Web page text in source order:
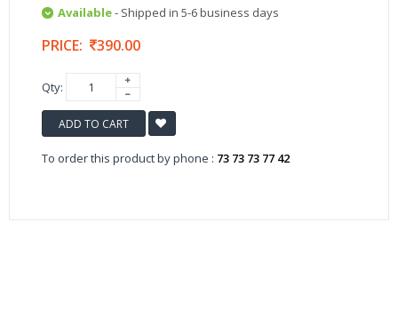
Available- Shipped in 5-6 business days
PRICE: 390.00
Qty:
ADD TO CART
To order this product by phone : 73 73 73 77 42